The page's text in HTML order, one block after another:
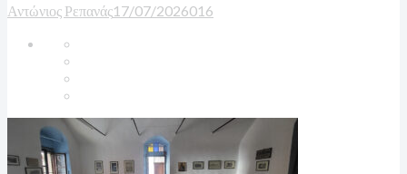
Αντώνιος Ρεπανάς17/07/2026016